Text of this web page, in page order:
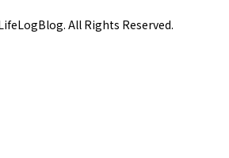
All Rights Reserved.